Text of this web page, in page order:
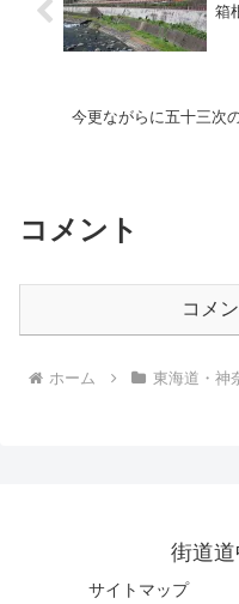
箱
今更ながらに五十三次
コメント
コメ
ホーム 東海道・神
街道
サイトマップ